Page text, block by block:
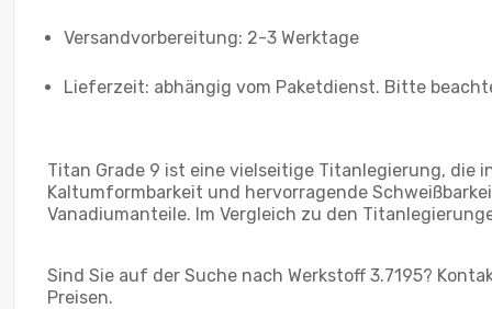
Versandvorbereitung: 2-3 Werktage
Lieferzeit: abhängig vom Paketdienst. Bitte
Titan Grade 9 ist eine vielseitige Titanlegierung, die
Kaltumformbarkeit und hervorragende
Vanadiumanteile. Im Vergleich zu den
Sind Sie auf der Suche nach Werkstoff 3.7195?
Preisen.